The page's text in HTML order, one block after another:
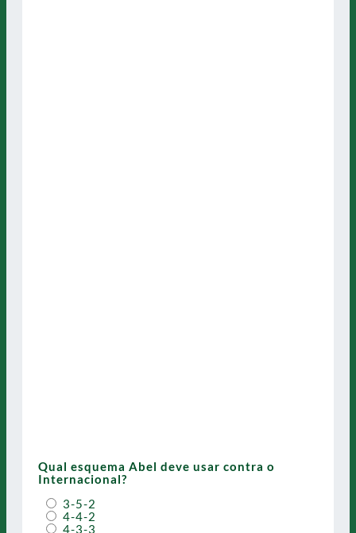
Qual esquema Abel deve usar contra o
Internacional?
3-5-2
4-4-2
4-3-3